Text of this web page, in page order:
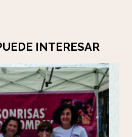
INTERESAR